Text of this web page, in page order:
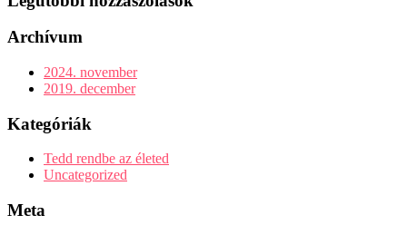
Archívum
2024. november
2019. december
Kategóriák
Tedd rendbe az életed
Uncategorized
Meta